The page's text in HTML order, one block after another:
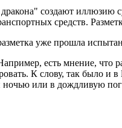
создают иллюзию
средств.
уже прошла
есть мнение, что
К слову, так было и
или в дождливую